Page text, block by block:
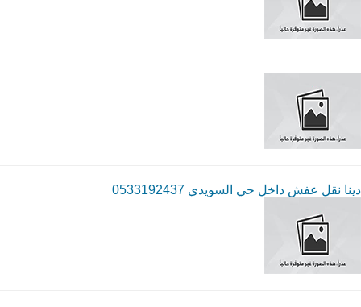
دينا نقل عفش داخل حي السويدي 0533192437